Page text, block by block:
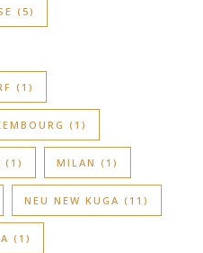
(5)
(1)
(1)
(1) MILAN (1)
NEU NEW KUGA (11)
(1)